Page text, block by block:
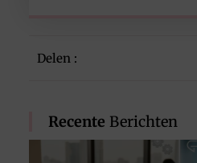
Delen :
Recente Berichten